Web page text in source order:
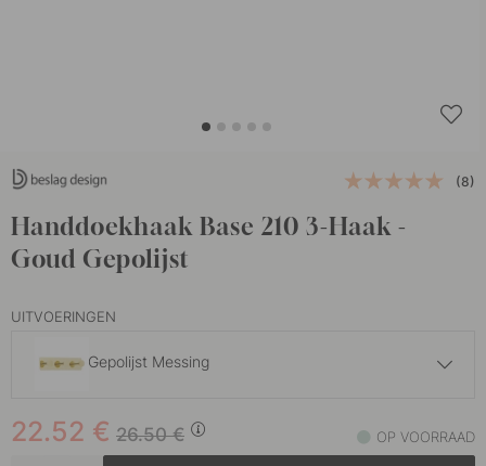
(8)
Handdoekhaak Base 210 3-Haak -
Goud Gepolijst
UITVOERINGEN
Gepolijst Messing
Chroom Op voorraad
26.50€
22.52 € OP VOORRAAD